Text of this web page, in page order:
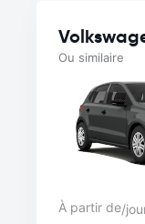
Ou similaire
À partir de/